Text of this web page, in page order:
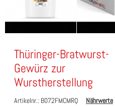
Thüringer-Bratwurst-
Gewürz zur
Wurstherstellung
Artikelnr.: B072FMCMRQ
Nährwerte